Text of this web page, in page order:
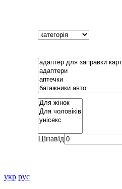
Цінавід
укр рус